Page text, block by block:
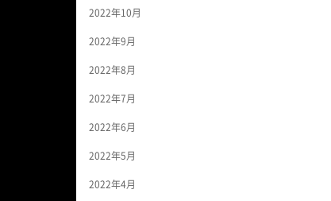
2022年10月
2022年9月
2022年8月
2022年7月
2022年6月
2022年5月
2022年4月